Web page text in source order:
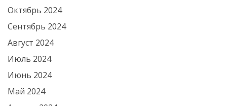
Октябрь 2024
Сентябрь 2024
Август 2024
Июль 2024
Июнь 2024
Май 2024